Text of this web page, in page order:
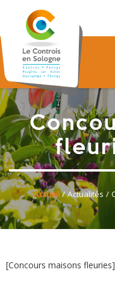
Accueil/Actualités /
[Concours maisons fleuries]